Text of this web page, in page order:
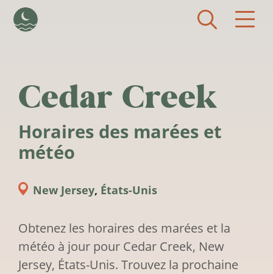
Cedar Creek
Horaires des marées et
météo
New Jersey, États-Unis
Obtenez les horaires des marées et la
météo à jour pour Cedar Creek, New
Jersey, États-Unis. Trouvez la prochaine